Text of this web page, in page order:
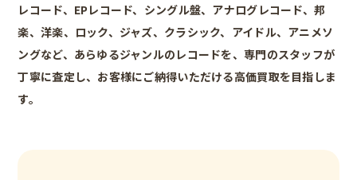
レコード、EPレコード、シングル盤、アナログレコード、邦
楽、洋楽、ロック、ジャズ、クラシック、アイドル、アニメソ
ングなど、あらゆるジャンルのレコードを、専門のスタッフが
丁寧に査定し、お客様にご納得いただける高価買取を目指しま
す。